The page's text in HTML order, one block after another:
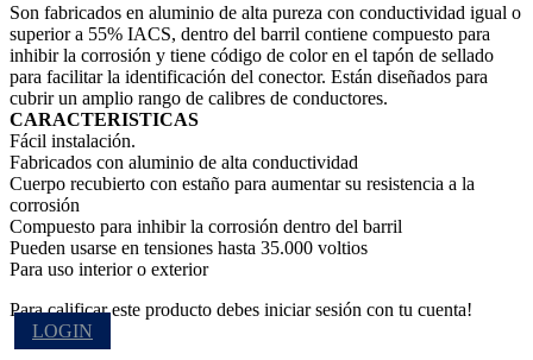
Son fabricados en aluminio de alta pureza con conductividad igual o
superior a 55% IACS, dentro del barril contiene compuesto para
inhibir la corrosión y tiene código de color en el tapón de sellado
para facilitar la identificación del conector. Están diseñados para
cubrir un amplio rango de calibres de conductores.
CARACTERISTICAS
Fácil instalación.
Fabricados con aluminio de alta conductividad
Cuerpo recubierto con estaño para aumentar su resistencia a la
corrosión
Compuesto para inhibir la corrosión dentro del barril
Pueden usarse en tensiones hasta 35.000 voltios
Para uso interior o exterior
Para calificar este producto debes iniciar sesión con tu cuenta!
LOGIN